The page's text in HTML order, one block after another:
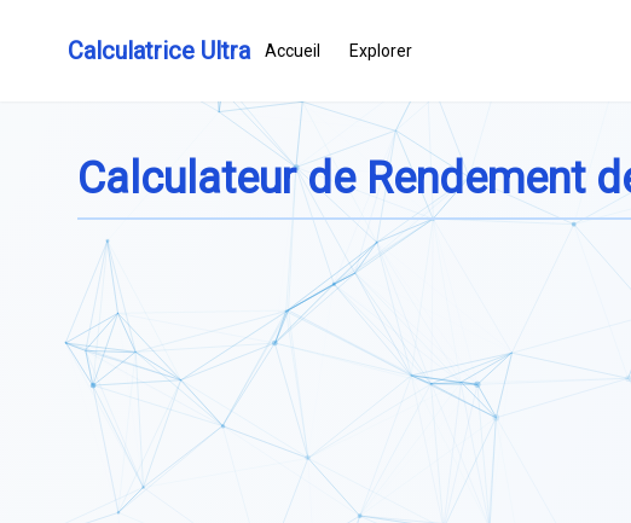
Calculatrice Ultra Accueil Explorer
Calculateur de Rendement